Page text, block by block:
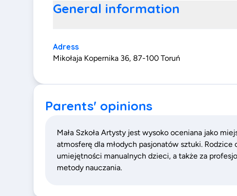
General information
Adress
Mikołaja Kopernika 36, 87-100 Toruń
Parents' opinions
Mała Szkoła Artysty jest wysoko oceniana jako
atmosferę dla młodych pasjonatów sztuki.
umiejętności manualnych dzieci, a także za
metody nauczania.